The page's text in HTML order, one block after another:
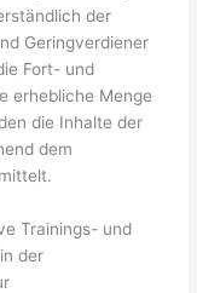
der
Geringverdiener
Fort- und
erhebliche Menge
die Inhalte der
dem
Trainings- und
der